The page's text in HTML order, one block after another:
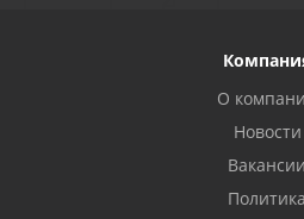
О
Новости
Вакансии
Политика